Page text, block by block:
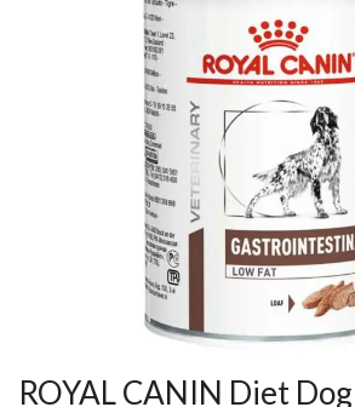
ROYAL CANIN Diet Dog